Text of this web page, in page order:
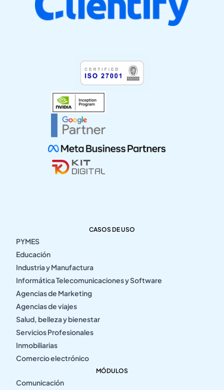
CASOS DE USO
PYMES
Educación
Industria y Manufactura
Informática Telecomunicaciones y Software
Agencias de Marketing
Agencias de viajes
Salud, belleza y bienestar
Servicios Profesionales
Inmobiliarias
Comercio electrónico
MÓDULOS
Comunicación